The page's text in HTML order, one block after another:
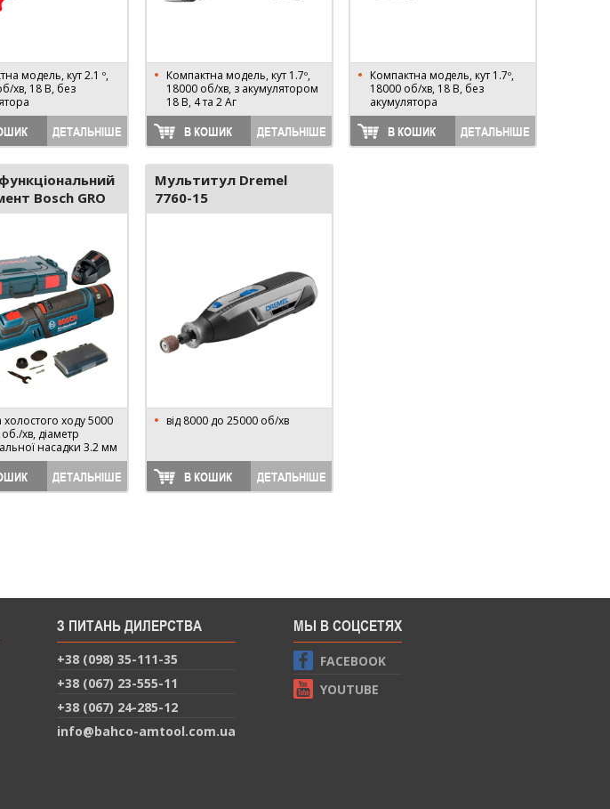
модель, кут 2.1 º,
хв, 18 В, без
ДЕТАЛЬНІШЕ
Компактна модель, кут 1.7º,
18000 об/хв, з акумулятором
18 В, 4 та 2 Аг
В КОШИК ДЕТАЛЬНІШЕ
Компактна модель, кут 1.7º,
18000 об/хв, 18 В, без
акумулятора
В КОШИК ДЕТАЛЬНІШЕ
Bosch GRO
холостого ходу 5000
хв, діаметр
насадки 3.2 мм
ДЕТАЛЬНІШЕ
Мультитул Dremel
7760-15
від 8000 до 25000 об/хв
В КОШИК ДЕТАЛЬНІШЕ
З ПИТАНЬ ДИЛЕРСТВА
+38 (098) 35-111-35
+38 (067) 23-555-11
+38 (067) 24-285-12
info@bahco-amtool.com.ua
МЫ В СОЦСЕТЯХ
FACEBOOK
YOUTUBE